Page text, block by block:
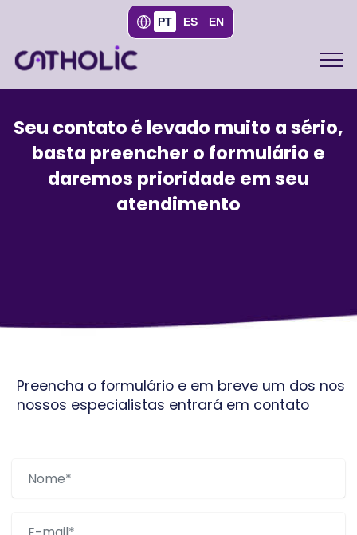
PT ES EN
Seu contato é levado muito a sério,
basta preencher o formulário e
daremos prioridade em seu
atendimento
Preencha o formulário e em breve um dos nos
nossos especialistas entrará em contato